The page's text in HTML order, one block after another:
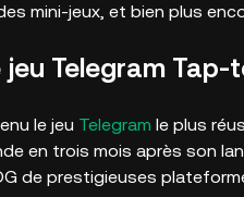
mini-jeux, et bien plus
Telegram
le jeu Telegram le plus
en trois mois après son
de prestigieuses